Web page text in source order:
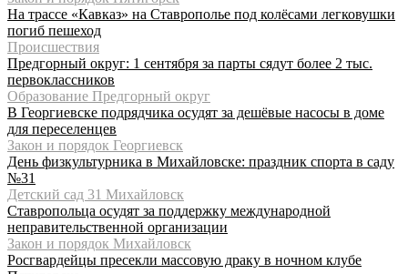
На трассе «Кавказ» на Ставрополье под колёсами легковушки
погиб пешеход
Происшествия
Предгорный округ: 1 сентября за парты сядут более 2 тыс.
первоклассников
Образование Предгорный округ
В Георгиевске подрядчика осудят за дешёвые насосы в доме
для переселенцев
Закон и порядок Георгиевск
День физкультурника в Михайловске: праздник спорта в саду
№31
Детский сад 31 Михайловск
Ставропольца осудят за поддержку международной
неправительственной организации
Закон и порядок Михайловск
Росгвардейцы пресекли массовую драку в ночном клубе